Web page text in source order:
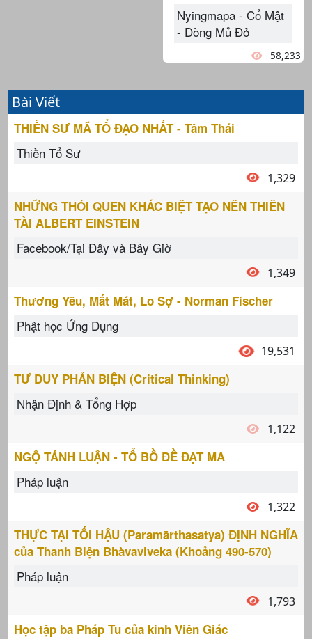
Nyingmapa - Cổ Mật
- Dòng Mủ Đỏ
58,233
Bài Viết
THIỀN SƯ MÃ TỔ ĐẠO NHẤT - Tâm Thái
Thiền Tổ Sư
1,329
NHỮNG THÓI QUEN KHÁC BIỆT TẠO NÊN THIÊN
TÀI ALBERT EINSTEIN
Facebook/Tại Đây và Bây Giờ
1,349
Thương Yêu, Mất Mát, Lo Sợ - Norman Fischer
Phật học Ứng Dụng
19,531
TƯ DUY PHẢN BIỆN (Critical Thinking)
Nhận Định & Tổng Hợp
1,122
NGỘ TÁNH LUẬN - TỔ BỒ ĐỀ ĐẠT MA
Pháp luận
1,322
THỰC TẠI TỐI HẬU (Paramārthasatya) ĐỊNH NGHĨA
của Thanh Biện Bhàvaviveka (Khoảng 490-570)
Pháp luận
1,793
Học tập ba Pháp Tu của kinh Viên Giác